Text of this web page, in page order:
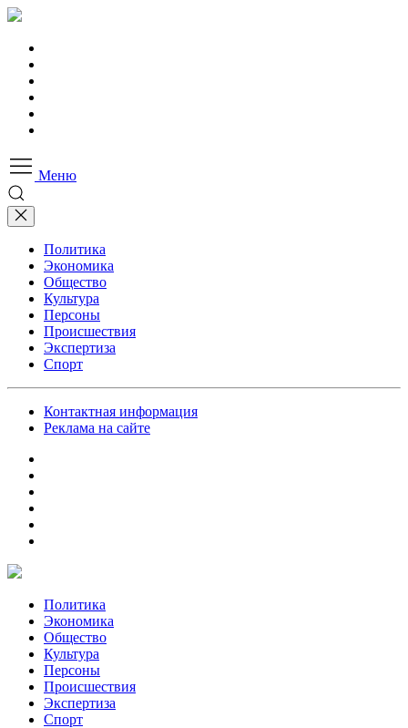
Меню
Политика
Экономика
Общество
Культура
Персоны
Происшествия
Экспертиза
Спорт
Контактная информация
Реклама на сайте
Политика
Экономика
Общество
Культура
Персоны
Происшествия
Экспертиза
Спорт